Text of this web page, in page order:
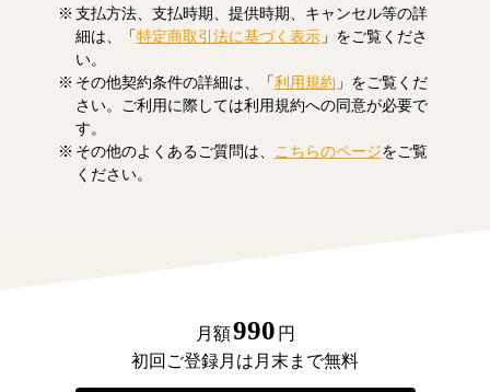
支払方法、支払時期、提供時期、キャンセル等の詳
細は、「特定商取引法に基づく表示」をご覧くださ
い。
その他契約条件の詳細は、「利用規約 」をご覧くだ
さい。ご利用に際しては利用規約への同意が必要で
す。
その他のよくあるご質問は、
こちらのページをご覧
ください。
月額990 円
初回ご登録月は月末まで無料